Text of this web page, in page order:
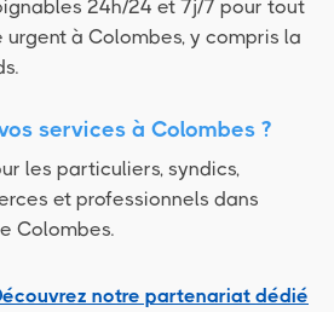
24h/24 et 7j/7 pour tout
à Colombes, y compris la
services à Colombes ?
les particuliers, syndics,
et professionnels dans
Colombes.
notre partenariat dédié